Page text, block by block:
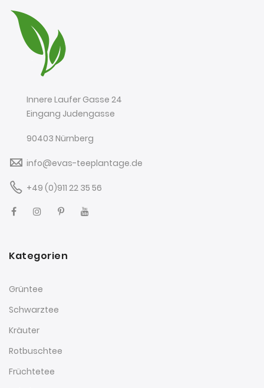
Innere Laufer Gasse 24
Eingang Judengasse
90403 Nürnberg
info@evas-teeplantage.de
+49 (0)911 22 35 56
Kategorien
Grüntee
Schwarztee
Kräuter
Rotbuschtee
Früchtetee